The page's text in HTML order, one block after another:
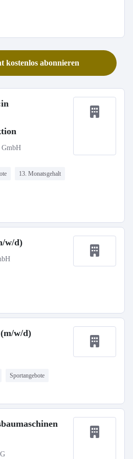
kostenlos abonnieren
GmbH
13. Monatsgehalt
w/d)
w/d)
Sportangebote